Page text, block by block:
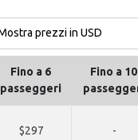
Fino a 6
passeggeri
Fino a 10
$297 -